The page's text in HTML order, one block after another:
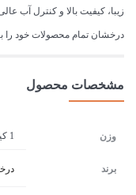
زیبا، کیفیت بالا و کنترل آب
درخشان تمام محصولات خود را با گارانتی و
مشخصات محصول
وزن 1 کیلوگرم
برند